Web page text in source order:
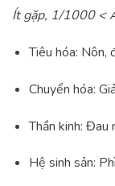
Ít gặp, 1/1000 <
Tiêu hóa: Nôn,
Chuyển hóa:
Thần kinh: Đau
Hệ sinh sản: